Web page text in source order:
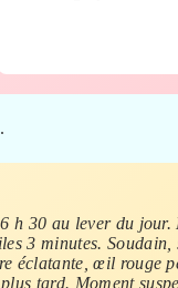
30 au lever du
3 minutes.
éclatante, œil rouge
tard. Moment